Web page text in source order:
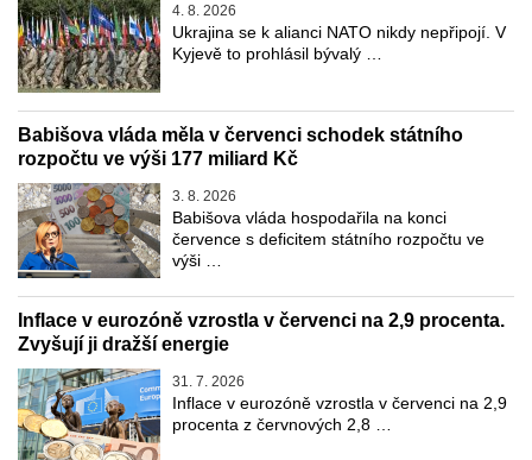
4. 8. 2026
Ukrajina se k alianci NATO nikdy nepřipojí. V
Kyjevě to prohlásil bývalý …
Babišova vláda měla v červenci schodek státního
rozpočtu ve výši 177 miliard Kč
3. 8. 2026
Babišova vláda hospodařila na konci
července s deficitem státního rozpočtu ve
výši …
Inflace v eurozóně vzrostla v červenci na 2,9 procenta.
Zvyšují ji dražší energie
31. 7. 2026
Inflace v eurozóně vzrostla v červenci na 2,9
procenta z červnových 2,8 …